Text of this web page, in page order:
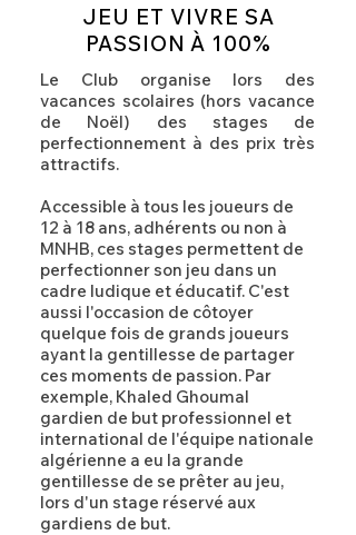
JEU ET VIVRE SA
PASSION À 100%
Le Club organise lors des
vacances scolaires (hors vacance
de Noël) des stages de
perfectionnement à des prix très
attractifs.
Accessible à tous les joueurs de
12 à 18 ans, adhérents ou non à
MNHB, ces stages permettent de
perfectionner son jeu dans un
cadre ludique et éducatif. C'est
aussi l'occasion de côtoyer
quelque fois de grands joueurs
ayant la gentillesse de partager
ces moments de passion. Par
exemple, Khaled Ghoumal
gardien de but professionnel et
international de l'équipe nationale
algérienne a eu la grande
gentillesse de se prêter au jeu,
lors d'un stage réservé aux
gardiens de but.